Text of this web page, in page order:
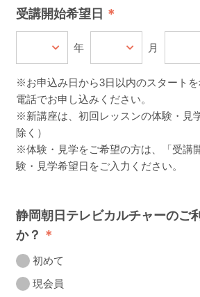
受講開始希望日
年 月
※お申込み日から3日以内のスタート
電話でお申し込みください。
※新講座は、初回レッスンの体験・見
除く）
※体験・見学をご希望の方は、「受講
験・見学希望日をご入力ください。
静岡朝日テレビカルチャーのご
か？
初めて
現会員